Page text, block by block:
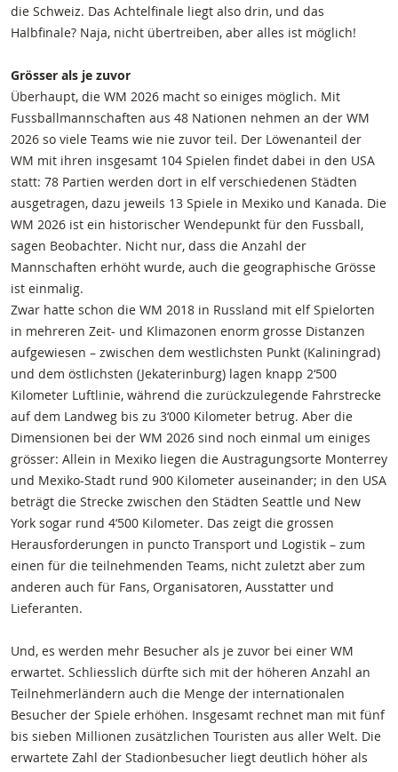
die Schweiz. Das Achtelfinale liegt also drin, und das
Halbfinale? Naja, nicht übertreiben, aber alles ist möglich!
Grösser als je zuvor
Überhaupt, die WM 2026 macht so einiges möglich. Mit
Fussballmannschaften aus 48 Nationen nehmen an der WM
2026 so viele Teams wie nie zuvor teil. Der Löwenanteil der
WM mit ihren insgesamt 104 Spielen findet dabei in den USA
statt: 78 Partien werden dort in elf verschiedenen Städten
ausgetragen, dazu jeweils 13 Spiele in Mexiko und Kanada. Die
WM 2026 ist ein historischer Wendepunkt für den Fussball,
sagen Beobachter. Nicht nur, dass die Anzahl der
Mannschaften erhöht wurde, auch die geographische Grösse
ist einmalig.
Zwar hatte schon die WM 2018 in Russland mit elf Spielorten
in mehreren Zeit- und Klimazonen enorm grosse Distanzen
aufgewiesen – zwischen dem westlichsten Punkt (Kaliningrad)
und dem östlichsten (Jekaterinburg) lagen knapp 2‘500
Kilometer Luftlinie, während die zurückzulegende Fahrstrecke
auf dem Landweg bis zu 3‘000 Kilometer betrug. Aber die
Dimensionen bei der WM 2026 sind noch einmal um einiges
grösser: Allein in Mexiko liegen die Austragungsorte Monterrey
und Mexiko-Stadt rund 900 Kilometer auseinander; in den USA
beträgt die Strecke zwischen den Städten Seattle und New
York sogar rund 4‘500 Kilometer. Das zeigt die grossen
Herausforderungen in puncto Transport und Logistik – zum
einen für die teilnehmenden Teams, nicht zuletzt aber zum
anderen auch für Fans, Organisatoren, Ausstatter und
Lieferanten.
Und, es werden mehr Besucher als je zuvor bei einer WM
erwartet. Schliesslich dürfte sich mit der höheren Anzahl an
Teilnehmerländern auch die Menge der internationalen
Besucher der Spiele erhöhen. Insgesamt rechnet man mit fünf
bis sieben Millionen zusätzlichen Touristen aus aller Welt. Die
erwartete Zahl der Stadionbesucher liegt deutlich höher als